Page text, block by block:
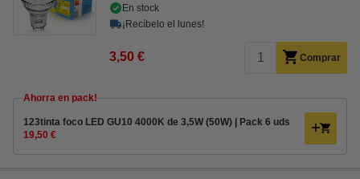
En stock
¡Recíbelo el lunes!
3,50 € Comprar
Ahorra en pack!
123tinta foco LED GU10 4000K de 3,5W (50W) | Pack 6 uds
19,50 €